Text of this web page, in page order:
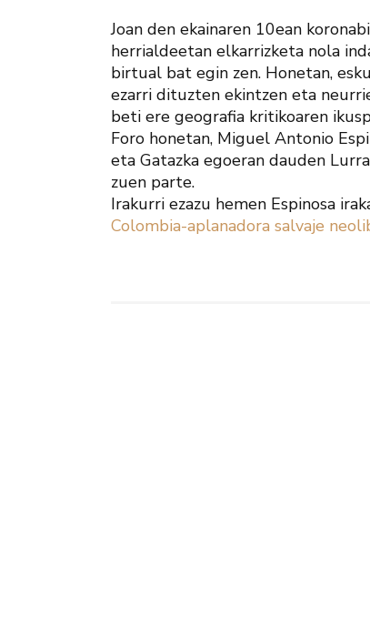
Joan den ekainaren 10ean
herrialdeetan elkarrizketa nola
birtual bat egin zen. Honetan,
ezarri dituzten ekintzen eta
beti ere geografia kritikoaren
Foro honetan, Miguel Antonio
eta Gatazka egoeran dauden
zuen parte.
Irakurri ezazu hemen Espinosa
Colombia-aplanadora salvaje